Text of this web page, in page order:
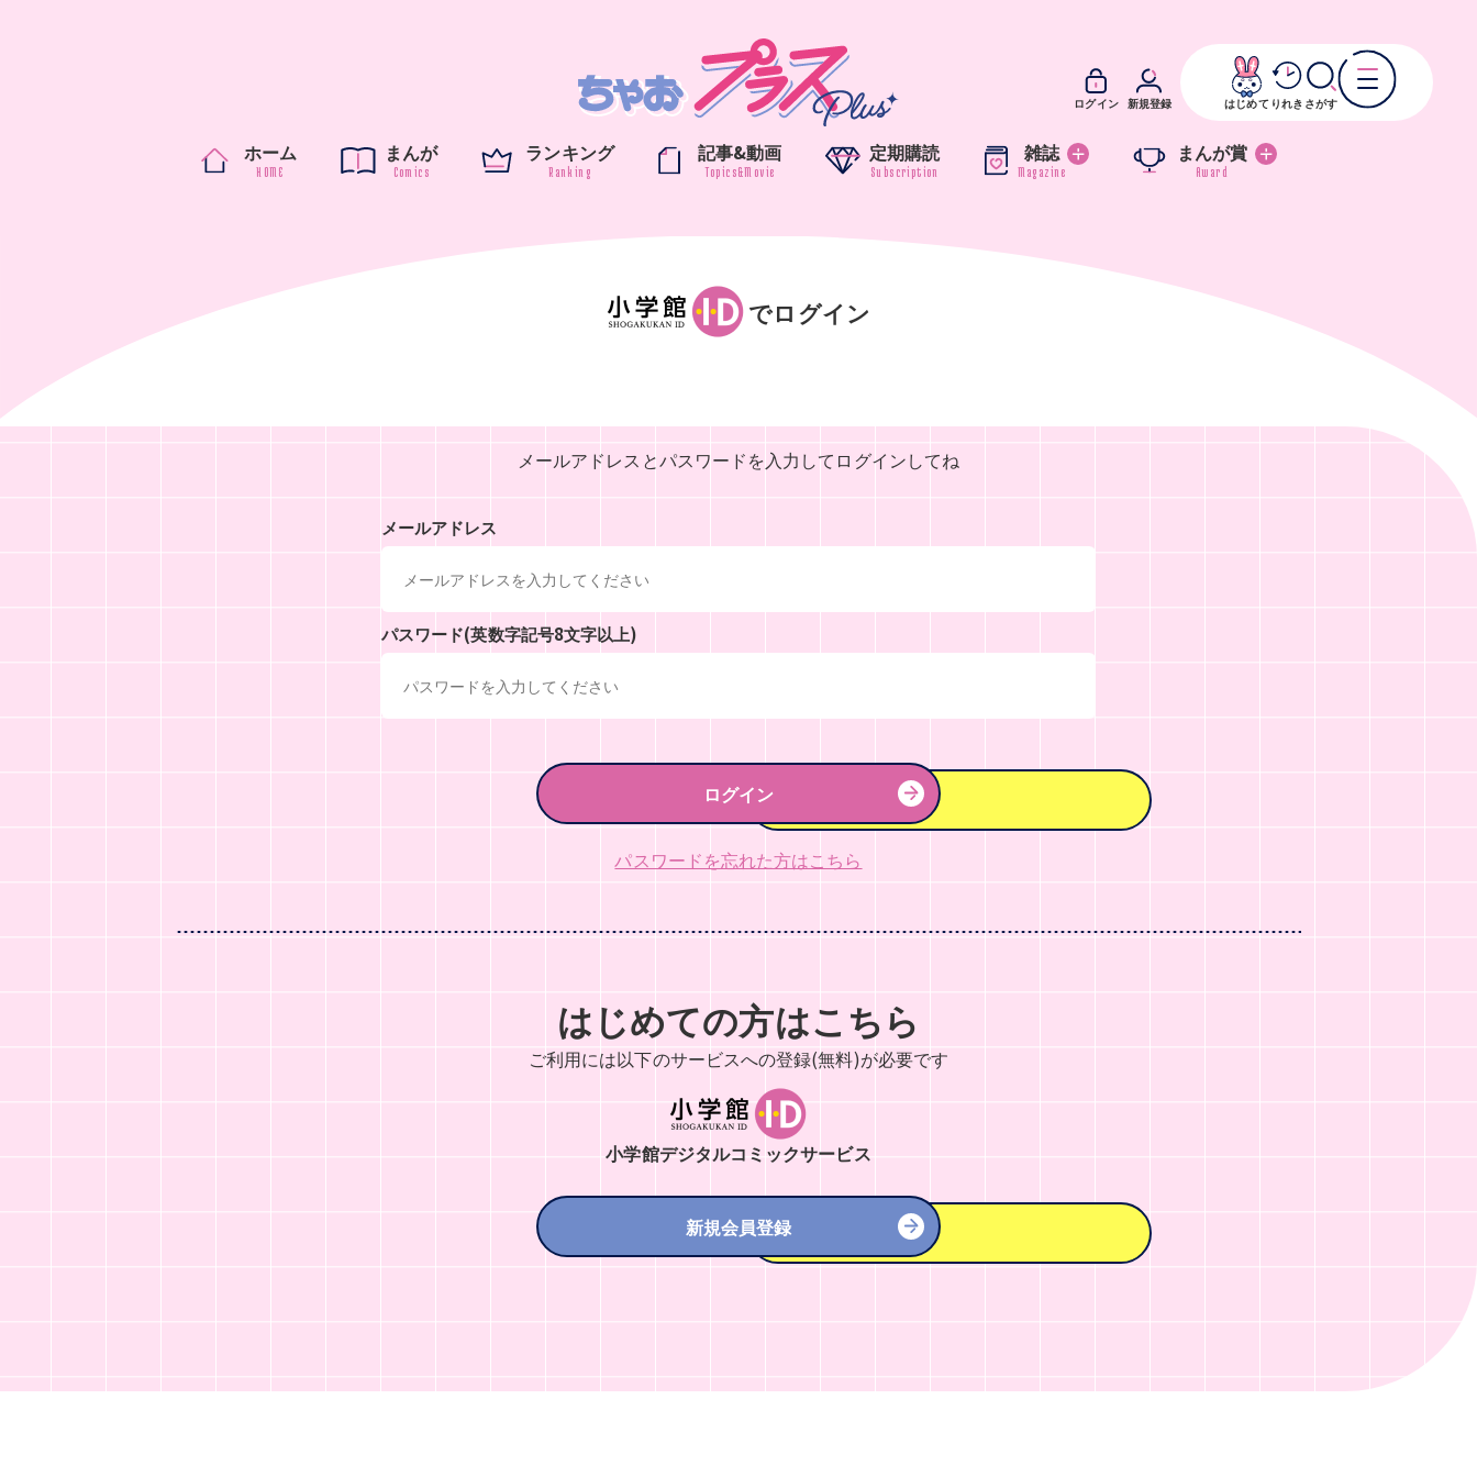
ホーム まんが ランキング 記事&動画 定期購読 雑誌 まんが賞
ログイン 新規登録 はじめて りれき さがす
でログイン
メールアドレスとパスワードを入力して ログインしてね
メールアドレス
パスワード(英数字記号8文字以上)
ログイン
パスワードを忘れた方はこちら
はじめての方はこちら
ご利用には以下のサービスへの登録(無料)が必要です
小学館デジタルコミックサービス
新規会員登録